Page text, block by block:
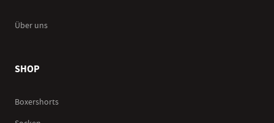
Über uns
SHOP
Boxershorts